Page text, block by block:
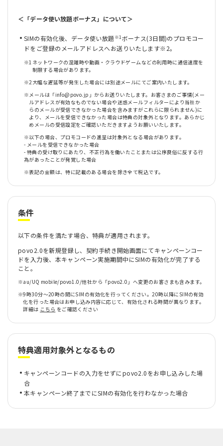
＜「データ使い放題ボーナス」について＞
SIMの有効化後、データ使い放題※1 ボーナス(3日間)のプロモコー
ドをご登録のメールアドレスへお送りいたします※2。
※1 ネットワークの混雑時や動画・クラウドゲームなどの利用時に通信速度を
制限する場合があります。
※2大幅な遅延等が発生した場合には別途メールにてご案内いたします。
※メールは「info@povo.jp」からお送りいたします。お客さまのご事情(メー
ルアドレスが有効なものでない場合や迷惑メールフィルターにより当社か
らのメールが受信できなかった場合を含みますがこれらに限られません)に
より、メールを受信できなかった場合は特典の対象外となります。あらかじ
めメールの受信設定をご確認いただきますようお願いいたします。
※以下の場合、プロモコードの進呈は対象外となる場合があります。
- メールを受信できなかった場合
- 特典の受け取りにあたり、不正行為を働いたことまたは公序良俗に反する行
為があったことが発覚した場合
※表記の金額は、特に記載のある場合を除き全て税込です。
条件
以下の条件を満たす場合、特典が適用されます。
povo2.0を新規登録し、契約手続き開始画面にてキャンペーンコー
ドを入力後、本キャンペーン実施期間中にSIMの有効化が完了する
こと。
※au/UQ mobile/povo1.0/他社から「povo2.0」へ変更のお客さまも含みます。
※9時30分〜20時の間にSIMの有効化を行ってください。20時以降にSIMの有効
化を行った場合はお申し込み内容に応じて、有効化される時間が異なります。
詳細は こちら をご確認ください
特典適用対象外となるもの
キャンペーンコードの入力をせずにpovo2.0をお申し込みした場
合
本キャンペーン終了までにSIMの有効化を行わなかった場合